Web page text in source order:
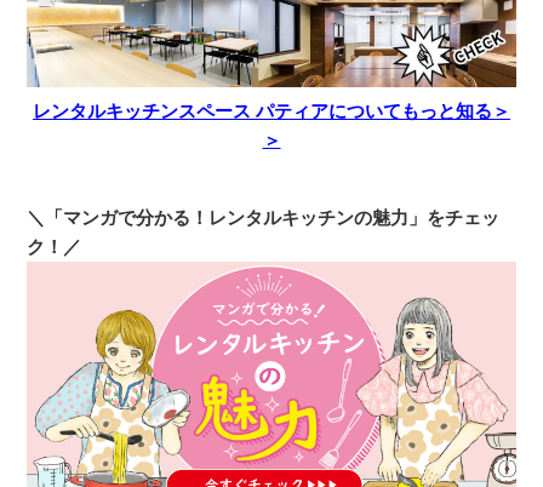
レンタルキッチンスペース パティアについてもっと知る＞
＞
＼「マンガで分かる！レンタルキッチンの魅力」をチェッ
ク！／